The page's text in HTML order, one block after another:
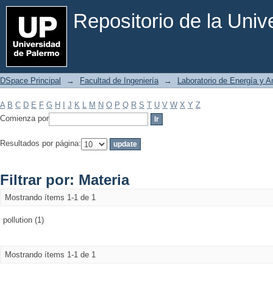
Repositorio de la
Filtrar por: Materia
DSpace Principal → Facultad de Ingeniería → Laboratorio de Energía y
A B C D E F G H J K L M N O P Q R S T U V W X Y Z
Comienza por
Resultados por página:
Filtrar por: Materia
Mostrando ítems 1-1 de 1
pollution (1)
Mostrando ítems 1-1 de 1